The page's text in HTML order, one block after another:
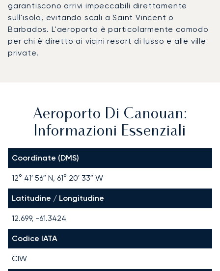
garantiscono arrivi impeccabili direttamente
sull'isola, evitando scali a Saint Vincent o
Barbados. L'aeroporto è particolarmente comodo
per chi è diretto ai vicini resort di lusso e alle ville
private.
Aeroporto Di Canouan:
Informazioni Essenziali
Coordinate (DMS)
12° 41′ 56″ N, 61° 20′ 33″ W
Latitudine / Longitudine
12.699, -61.3424
Codice IATA
CIW